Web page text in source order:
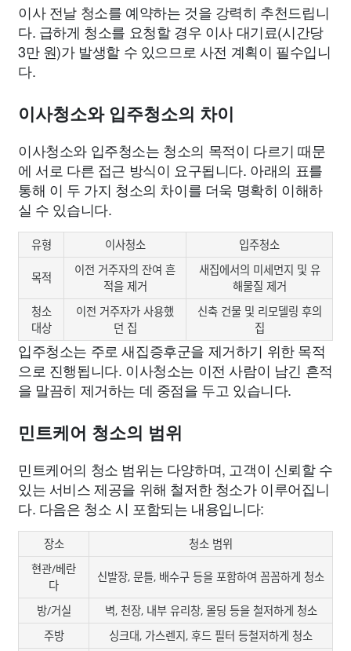
이사 전날 청소를 예약하는 것을 강력히 추천드립니
다. 급하게 청소를 요청할 경우 이사 대기료(시간당
3만 원)가 발생할 수 있으므로 사전 계획이 필수입니
다.
이사청소와 입주청소의 차이
이사청소와 입주청소는 청소의 목적이 다르기 때문
에 서로 다른 접근 방식이 요구됩니다. 아래의 표를
통해 이 두 가지 청소의 차이를 더욱 명확히 이해하
실 수 있습니다.
유형 이사청소 입주청소
목적
이전 거주자의 잔여 흔
적을 제거
새집에서의 미세먼지 및 유
해물질 제거
청소
대상
이전 거주자가 사용했
던 집
신축 건물 및 리모델링 후의
집
입주청소는 주로 새집증후군을 제거하기 위한 목적
으로 진행됩니다. 이사청소는 이전 사람이 남긴 흔적
을 말끔히 제거하는 데 중점을 두고 있습니다.
민트케어 청소의 범위
민트케어의 청소 범위는 다양하며, 고객이 신뢰할 수
있는 서비스 제공을 위해 철저한 청소가 이루어집니
다. 다음은 청소 시 포함되는 내용입니다:
장소
청소 범위
현관/베란
다
신발장, 문틀, 배수구 등을 포함하여 꼼꼼하게 청소
방/거실
벽, 천장, 내부 유리창, 몰딩 등을 철저하게 청소
주방
싱크대, 가스렌지, 후드 필터 등철저하게 청소